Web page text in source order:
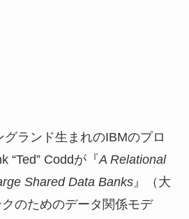
ランド生まれのIBMのプロ
“Ted” Coddが『A Relational
Shared Data Banks』（大
のためのデータ関係モデ